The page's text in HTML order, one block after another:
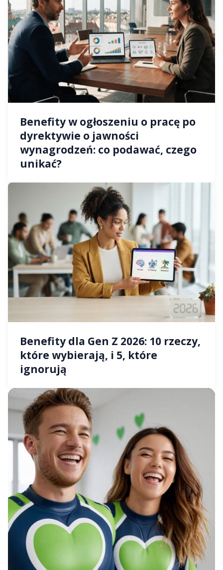
Benefity w ogłoszeniu o pracę po
dyrektywie o jawności
wynagrodzeń: co podawać, czego
unikać?
Benefity dla Gen Z 2026: 10 rzeczy,
które wybierają, i 5, które
ignorują